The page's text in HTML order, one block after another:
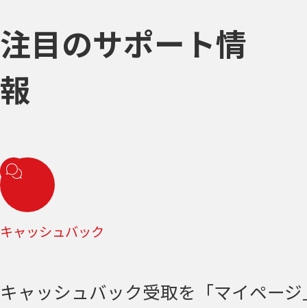
注目のサポート情
報
キャッシュバック
キャッシュバック受取を「マイペー